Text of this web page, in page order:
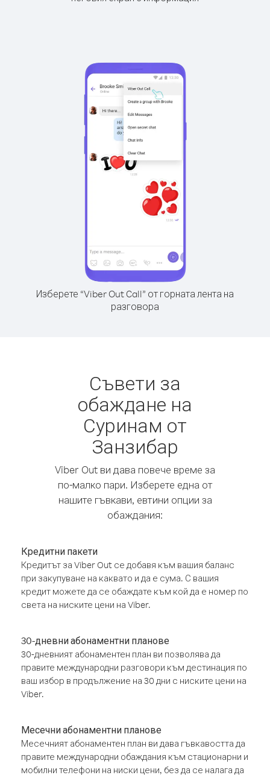
Изберете “Viber Out Call” от горната лента на
разговора
Съвети за
обаждане на
Суринам от
Занзибар
Viber Out ви дава повече време за
по-малко пари. Изберете една от
нашите гъвкави, евтини опции за
обаждания:
Кредитни пакети
Кредитът за Viber Out се добавя към вашия баланс
при закупуване на каквато и да е сума. С вашия
кредит можете да се обаждате към кой да е номер по
света на ниските цени на Viber.
30-дневни абонаментни планове
30-дневният абонаментен план ви позволява да
правите международни разговори към дестинация по
ваш избор в продължение на 30 дни с ниските цени на
Viber.
Месечни абонаментни планове
Месечният абонаментен план ви дава гъвкавостта да
правите международни обаждания към стационарни и
мобилни телефони на ниски цени, без да се налага да